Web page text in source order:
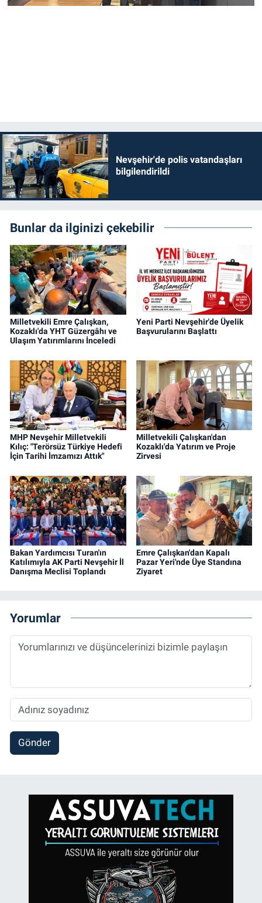
Nevşehir'de polis vatandaşları
bilgilendirildi
Bunlar da ilginizi çekebilir
Milletvekili Emre Çalışkan,
Kozaklı'da YHT Güzergâhı ve
Ulaşım Yatırımlarını İnceledi
Yeni Parti Nevşehir'de Üyelik
Başvurularını Başlattı
MHP Nevşehir Milletvekili
Kılıç: "Terörsüz Türkiye Hedefi
İçin Tarihi İmzamızı Attık"
Milletvekili Çalışkan'dan
Kozaklı'da Yatırım ve Proje
Zirvesi
Bakan Yardımcısı Turan'ın
Katılımıyla AK Parti Nevşehir İl
Danışma Meclisi Toplandı
Emre Çalışkan'dan Kapalı
Pazar Yeri'nde Üye Standına
Ziyaret
Yorumlar
Gönder